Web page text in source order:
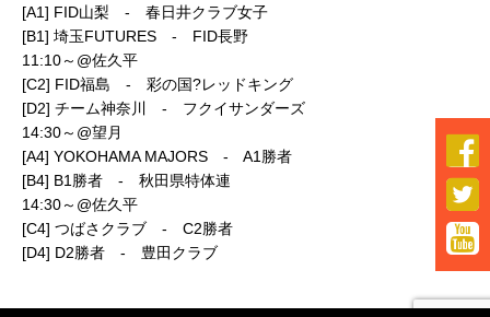
[A1] FID山梨 - 春日井クラブ女子
[B1] 埼玉FUTURES - FID長野
11:10～@佐久平
[C2] FID福島 - 彩の国?レッドキング
[D2] チーム神奈川 - フクイサンダーズ
14:30～@望月
[A4] YOKOHAMA MAJORS - A1勝者
[B4] B1勝者 - 秋田県特体連
14:30～@佐久平
[C4] つばさクラブ - C2勝者
[D4] D2勝者 - 豊田クラブ


